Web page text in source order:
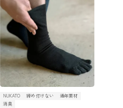
NUKATO 締め付けない
通年素材
消臭